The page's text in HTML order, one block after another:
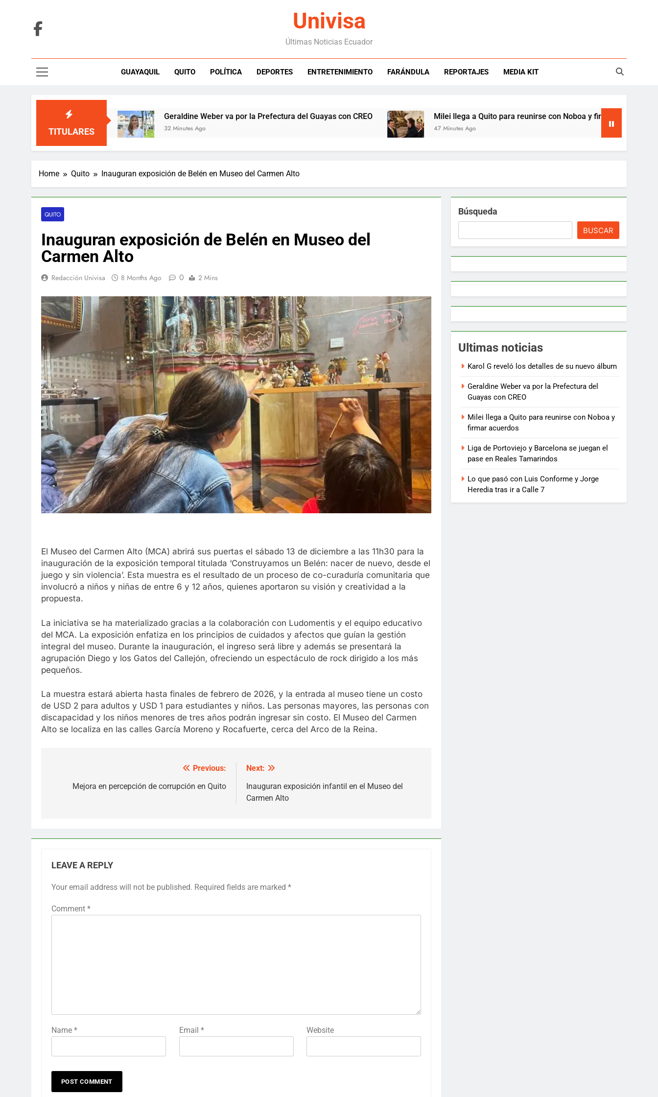
Univisa
Últimas Noticias Ecuador
GUAYAQUIL QUITO POLÍTICA DEPORTES ENTRETENIMIENTO FARÁNDULA REPORTAJES MEDIA KIT
TITULARES
su nuevo álbum Geraldine Weber va por la Prefectura del Guayas con CREO
32 Minutes Ago
Milei llega a Quito para reunirse con Noboa y firmar acuerdos
47 Minutes Ago
Home Quito Inauguran exposición de Belén en Museo del Carmen Alto
QUITO
Inauguran exposición de Belén en Museo del
Carmen Alto
Redacción Univisa 8 Months Ago 0 2 Mins
El Museo del Carmen Alto (MCA) abrirá sus puertas el sábado 13 de diciembre a las 11h30 para la
inauguración de la exposición temporal titulada ‘Construyamos un Belén: nacer de nuevo, desde el
juego y sin violencia’. Esta muestra es el resultado de un proceso de co-curaduría comunitaria que
involucró a niños y niñas de entre 6 y 12 años, quienes aportaron su visión y creatividad a la
propuesta.
La iniciativa se ha materializado gracias a la colaboración con Ludomentis y el equipo educativo
del MCA. La exposición enfatiza en los principios de cuidados y afectos que guían la gestión
integral del museo. Durante la inauguración, el ingreso será libre y además se presentará la
agrupación Diego y los Gatos del Callejón, ofreciendo un espectáculo de rock dirigido a los más
pequeños.
La muestra estará abierta hasta finales de febrero de 2026, y la entrada al museo tiene un costo
de USD 2 para adultos y USD 1 para estudiantes y niños. Las personas mayores, las personas con
discapacidad y los niños menores de tres años podrán ingresar sin costo. El Museo del Carmen
Alto se localiza en las calles García Moreno y Rocafuerte, cerca del Arco de la Reina.
navigation
Previous:
Mejora en percepción de corrupción en Quito
Next:
Inauguran exposición infantil en el Museo del
Carmen Alto
LEAVE A REPLY
Your email address will not be published. Required fields are marked *
Comment *
Name * Email * Website
Búsqueda
BUSCAR
Ultimas noticias
Karol G reveló los detalles de su nuevo álbum
Geraldine Weber va por la Prefectura del
Guayas con CREO
Milei llega a Quito para reunirse con Noboa y
firmar acuerdos
Liga de Portoviejo y Barcelona se juegan el
pase en Reales Tamarindos
Lo que pasó con Luis Conforme y Jorge
Heredia tras ir a Calle 7